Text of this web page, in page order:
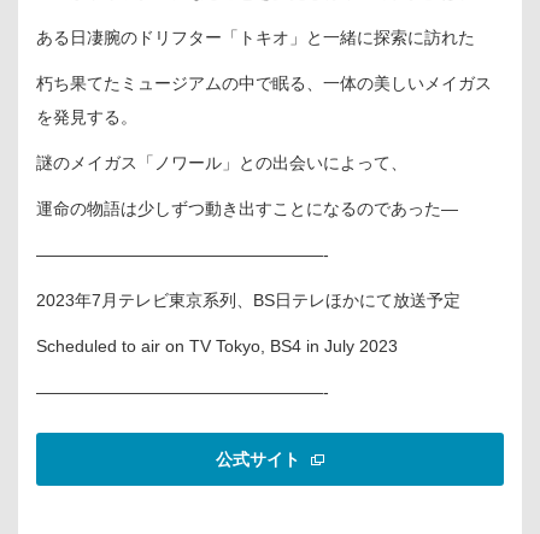
ある日凄腕のドリフター「トキオ」と一緒に探索に訪れた
朽ち果てたミュージアムの中で眠る、一体の美しいメイガス
を発見する。
謎のメイガス「ノワール」との出会いによって、
運命の物語は少しずつ動き出すことになるのであった―
—————————————————-
2023年7月テレビ東京系列、BS日テレほかにて放送予定
Scheduled to air on TV Tokyo, BS4 in July 2023
—————————————————-
公式サイト